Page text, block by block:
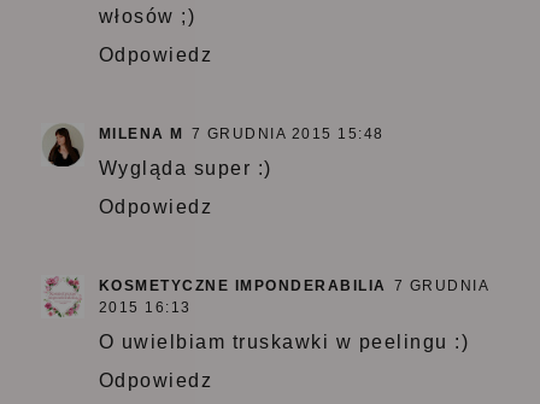
włosów ;)
Odpowiedz
MILENA M 7 GRUDNIA 2015 15:48
Wygląda super :)
Odpowiedz
KOSMETYCZNE IMPONDERABILIA 7 GRUDNIA
2015 16:13
O uwielbiam truskawki w peelingu :)
Odpowiedz